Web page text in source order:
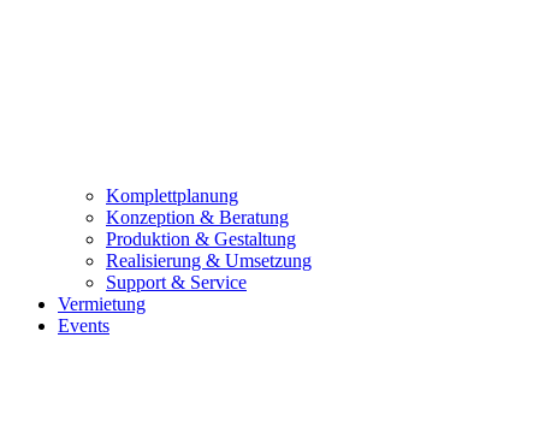
Komplettplanung
Konzeption & Beratung
Produktion & Gestaltung
Realisierung & Umsetzung
Support & Service
Vermietung
Events